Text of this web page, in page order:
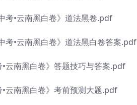
•云南黑白卷》道法黑卷.pdf
•云南黑白卷》道法黑白卷答案.pdf
云南黑白卷》答题技巧与答案.pdf
云南黑白卷》考前预测大题.pdf